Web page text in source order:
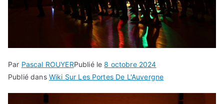
Par Pascal ROUYERPublié le8 octobre 2024
Publié dans Wiki Sur Les Portes De L'Auvergne